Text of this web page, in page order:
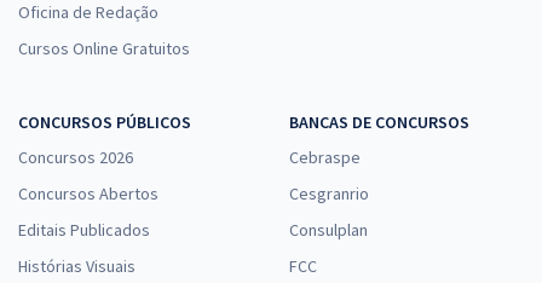
Oficina de Redação
Cursos Online Gratuitos
CONCURSOS PÚBLICOS
Concursos 2026
Concursos Abertos
Editais Publicados
Histórias Visuais
BANCAS DE CONCURSOS
Cebraspe
Cesgranrio
Consulplan
FCC